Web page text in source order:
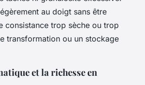
au doigt sans être
consistance trop sèche ou trop
transformation ou un stockage
et la richesse en